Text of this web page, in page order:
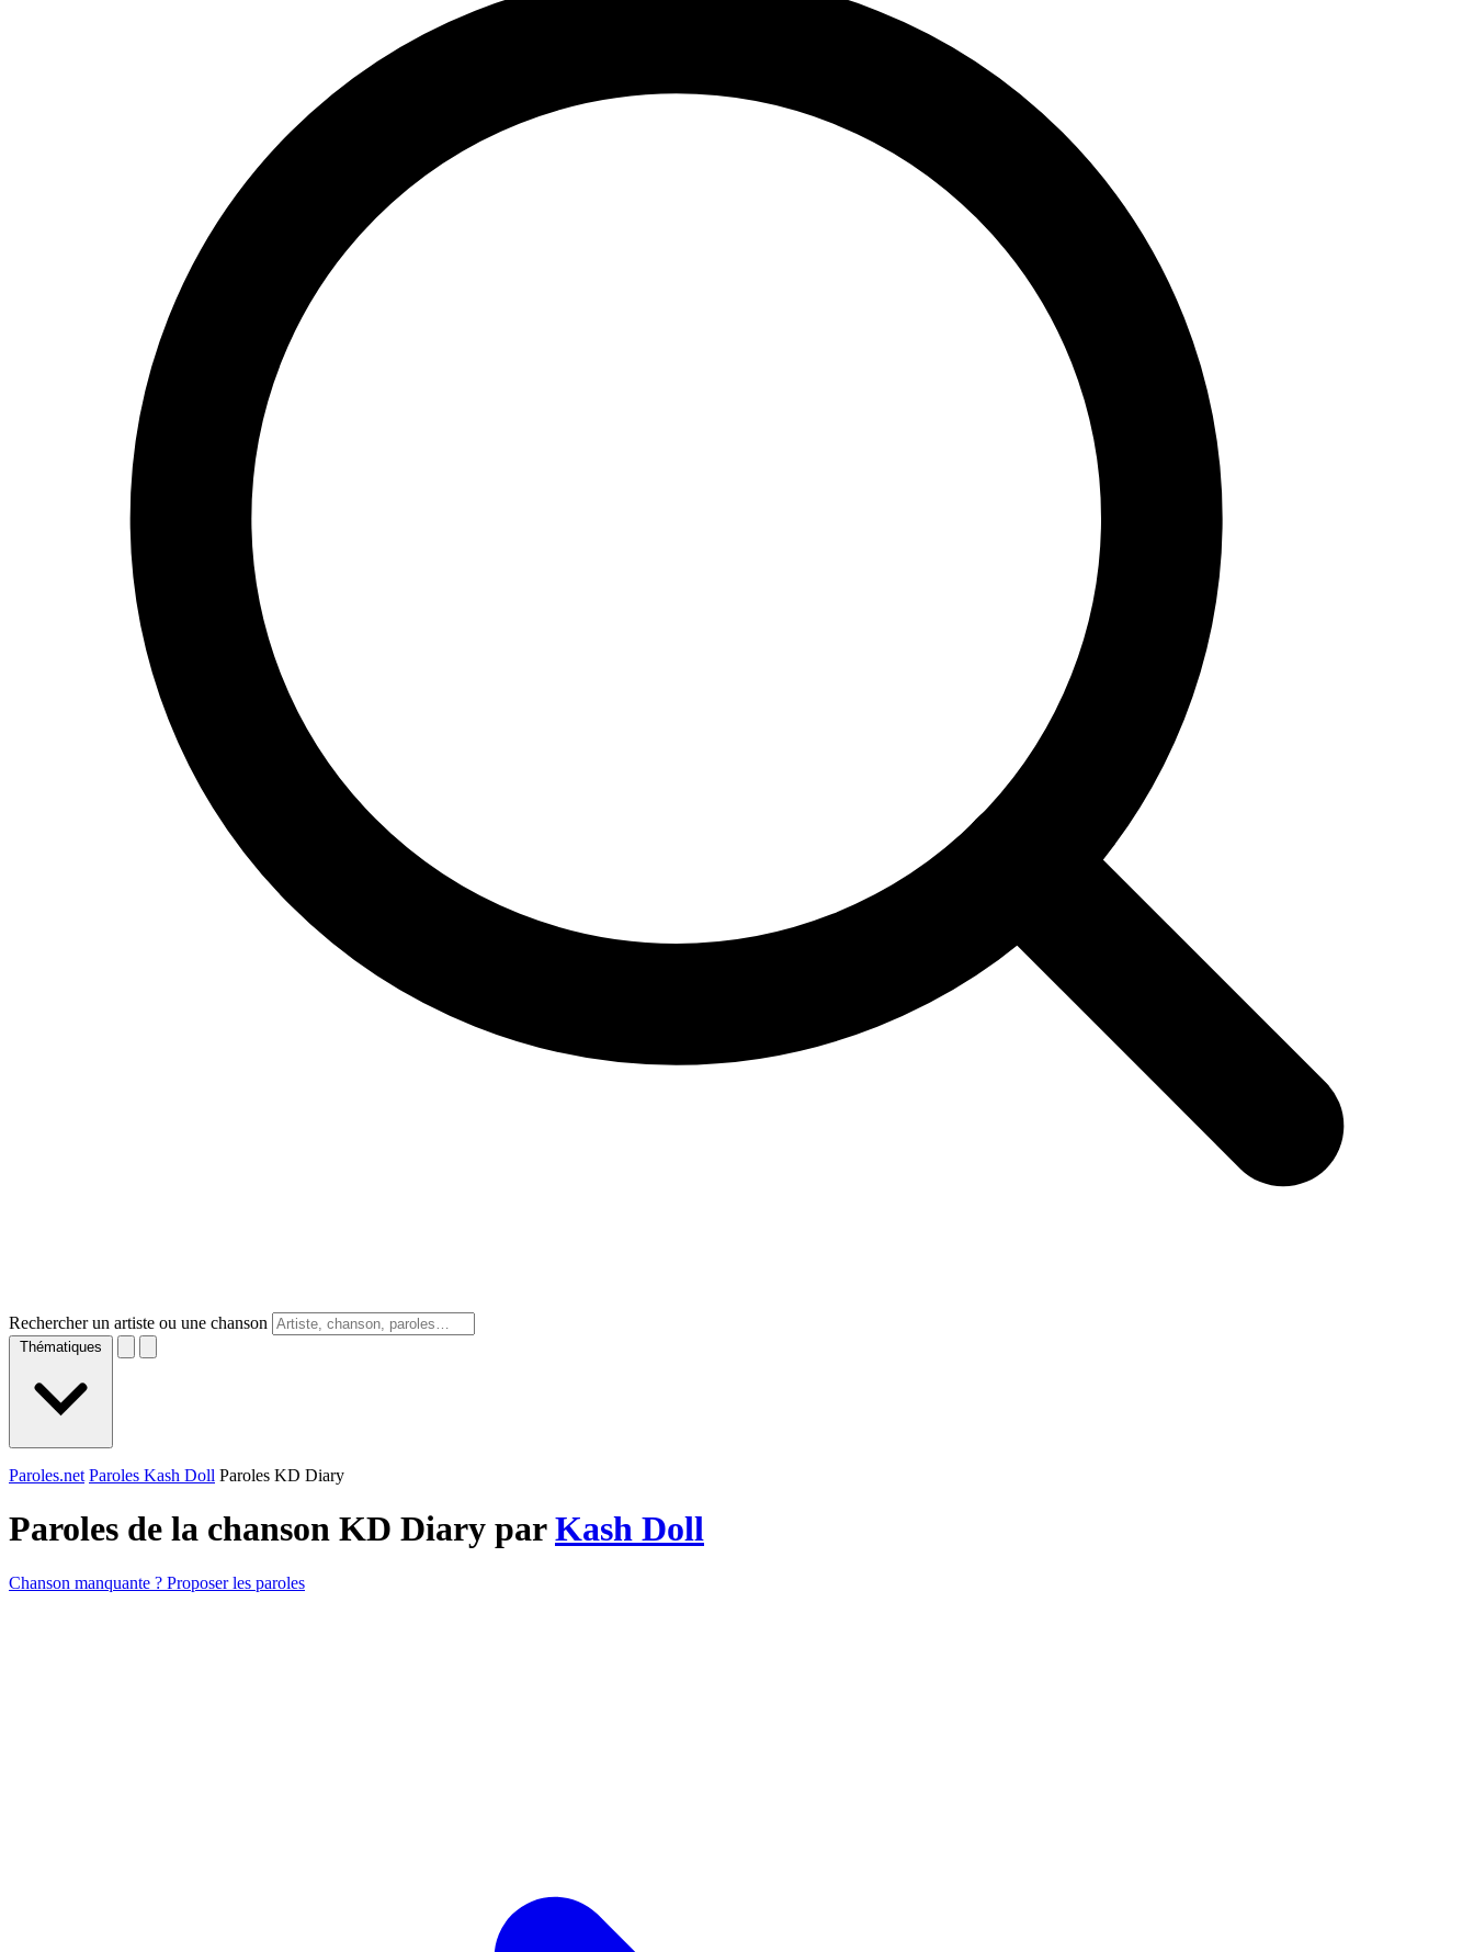
Rechercher un artiste ou une chanson
Thématiques
Paroles.net Paroles Kash Doll Paroles KD Diary
Paroles de la chanson KD Diary parKash Doll
Chanson manquante ? Proposer les paroles